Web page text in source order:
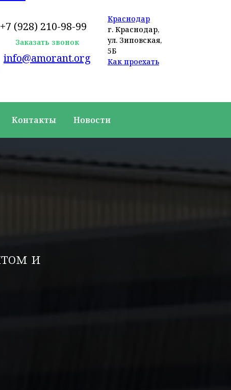
Краснодар
г. Краснодар,
ул. Зиповская,
5Б
Как проехать
info@amorant.org
+7 (928) 210-98-99
Заказать звонок
Контакты Новости
и